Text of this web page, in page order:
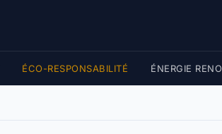
ÉCO-RESPONSABILITÉ ÉNERGIE